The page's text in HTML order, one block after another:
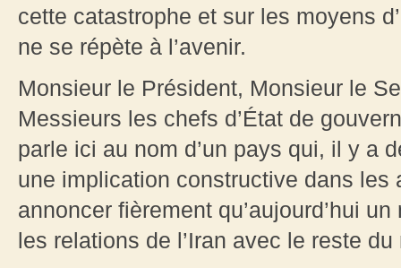
cette catastrophe et sur les moyens
ne se répète à l’avenir.
Monsieur le Président, Monsieur le
Messieurs les chefs d’État de
parle ici au nom d’un pays qui, il y a
une implication constructive dans
annoncer fièrement qu’aujourd’hui
les relations de l’Iran avec le reste du